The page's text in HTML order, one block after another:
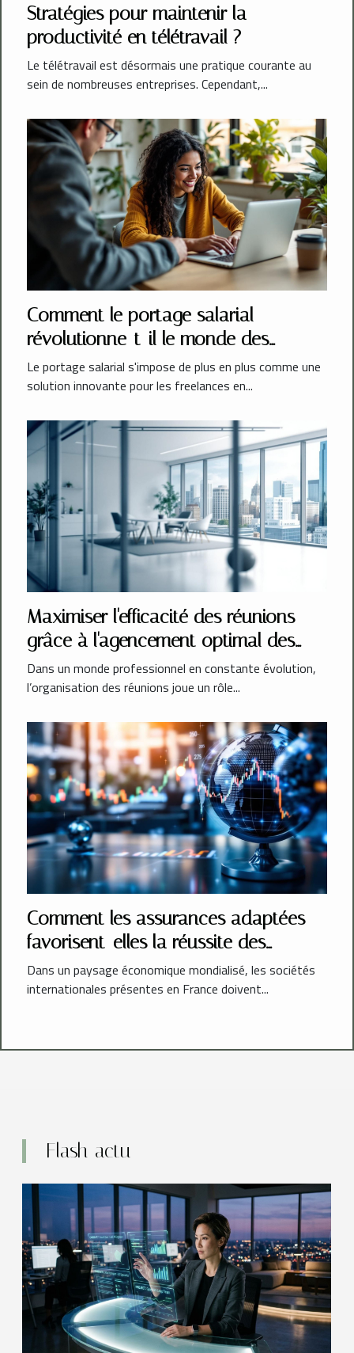
Stratégies pour maintenir la
productivité en télétravail ?
Le télétravail est désormais une pratique courante au
sein de nombreuses entreprises. Cependant,...
Comment le portage salarial
révolutionne-t-il le monde des
freelances ?
Le portage salarial s'impose de plus en plus comme une
solution innovante pour les freelances en...
Maximiser l'efficacité des réunions
grâce à l'agencement optimal des
espaces
Dans un monde professionnel en constante évolution,
l’organisation des réunions joue un rôle...
Comment les assurances adaptées
favorisent-elles la réussite des
sociétés internationales en France ?
Dans un paysage économique mondialisé, les sociétés
internationales présentes en France doivent...
Flash actu